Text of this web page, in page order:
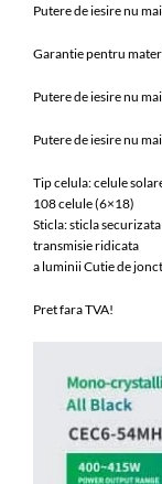
Putere de iesire nu
Garantie pentru
Putere de iesire nu
Putere de iesire nu
Tip celula: celule
108 celule (6×18)
Sticla: sticla
transmisie ridicata
a luminii Cutie de
Pret fara TVA!